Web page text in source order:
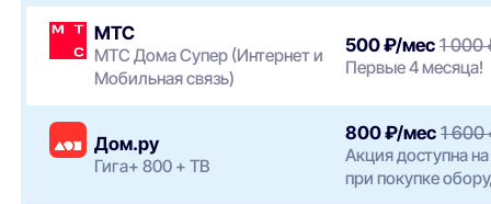
МТС
МТС Дома Супер (Интернет и
Мобильная связь)
500 ₽/мес 1 000
Первые 4 месяца!
Дом.ру
Гига+ 800 + ТВ
800 ₽/мес 1 600
Акция доступна
при покупке